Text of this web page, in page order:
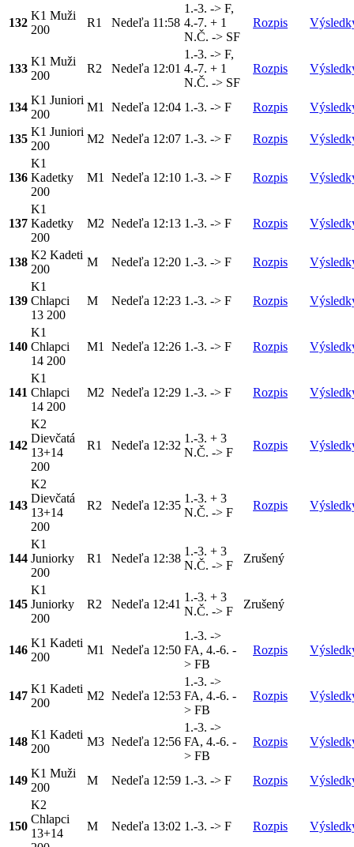
132
K1 Muži
200
R1 Nedeľa 11:58
1.-3. -> F,
4.-7. + 1
N.Č. -> SF
Rozpis
133
K1 Muži
200
R2 Nedeľa 12:01
1.-3. -> F,
4.-7. + 1
N.Č. -> SF
Rozpis
134
K1 Juniori
200
M1 Nedeľa 12:04 1.-3. -> F Rozpis
135
K1 Juniori
200
M2 Nedeľa 12:07 1.-3. -> F Rozpis
136
K1
Kadetky
200
M1 Nedeľa 12:10 1.-3. -> F Rozpis
137
K1
Kadetky
200
M2 Nedeľa 12:13 1.-3. -> F Rozpis
138
K2 Kadeti
200
M Nedeľa 12:20 1.-3. -> F Rozpis
139
K1
Chlapci
13 200
M Nedeľa 12:23 1.-3. -> F Rozpis
140
K1
Chlapci
14 200
M1 Nedeľa 12:26 1.-3. -> F Rozpis
141
K1
Chlapci
14 200
M2 Nedeľa 12:29 1.-3. -> F Rozpis
142
K2
Dievčatá
13+14
200
R1 Nedeľa 12:32
1.-3. + 3
N.Č. -> F
Rozpis
143
K2
Dievčatá
13+14
200
R2 Nedeľa 12:35
1.-3. + 3
N.Č. -> F
Rozpis
144
K1
Juniorky
200
R1 Nedeľa 12:38
1.-3. + 3
N.Č. -> F
Zrušený
145
K1
Juniorky
200
R2 Nedeľa 12:41
1.-3. + 3
N.Č. -> F
Zrušený
146
K1 Kadeti
200
M1 Nedeľa 12:50
1.-3. ->
FA, 4.-6. -
> FB
Rozpis
147
K1 Kadeti
200
M2 Nedeľa 12:53
1.-3. ->
FA, 4.-6. -
> FB
Rozpis
148
K1 Kadeti
200
M3 Nedeľa 12:56
1.-3. ->
FA, 4.-6. -
> FB
Rozpis
149
K1 Muži
200
M Nedeľa 12:59 1.-3. -> F Rozpis
150
K2
Chlapci
13+14
M Nedeľa 13:02 1.-3. -> F Rozpis